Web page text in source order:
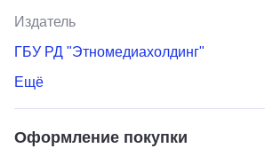
Издатель
ГБУ РД "Этномедиахолдинг"
Ещё
Оформление покупки